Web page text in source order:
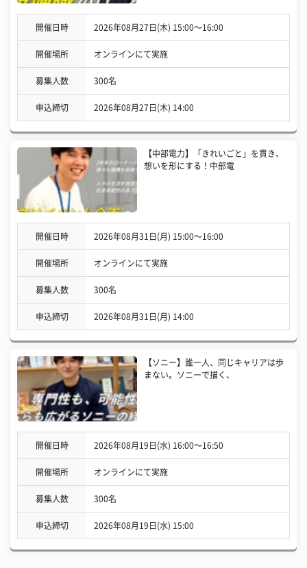
開催日時 2026年08月27日(木) 15:00〜16:00
開催場所 オンラインにて実施
募集人数 300名
申込締切 2026年08月27日(木) 14:00
【中部電力】「きれいごと」を貫き、
想いを形にする！中部電
開催日時 2026年08月31日(月) 15:00〜16:00
開催場所 オンラインにて実施
募集人数 300名
申込締切 2026年08月31日(月) 14:00
【ソニー】誰一人、同じキャリアは歩
まない。ソニーで描く、
開催日時 2026年08月19日(水) 16:00〜16:50
開催場所 オンラインにて実施
募集人数 300名
申込締切 2026年08月19日(水) 15:00